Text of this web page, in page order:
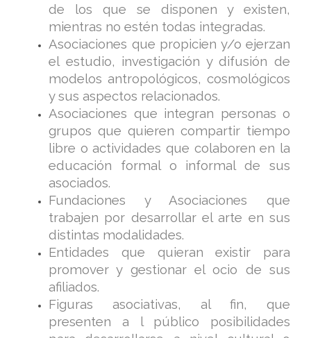
de los que se disponen y existen,
mientras no estén todas integradas.
Asociaciones que propicien y/o ejerzan
el estudio, investigación y difusión de
modelos antropológicos, cosmológicos
y sus aspectos relacionados.
Asociaciones que integran personas o
grupos que quieren compartir tiempo
libre o actividades que colaboren en la
educación formal o informal de sus
asociados.
Fundaciones y Asociaciones que
trabajen por desarrollar el arte en sus
distintas modalidades.
Entidades que quieran existir para
promover y gestionar el ocio de sus
afiliados.
Figuras asociativas, al fin, que
presenten a l público posibilidades